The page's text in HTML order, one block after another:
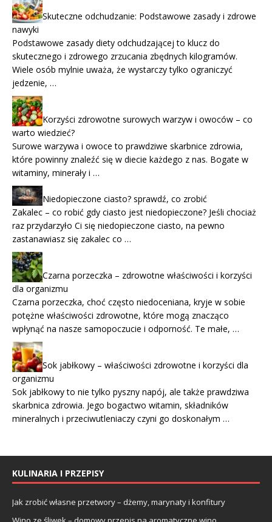
Skuteczne odchudzanie: Podstawowe zasady i zdrowe
nawyki
Podstawowe zasady diety odchudzającej to klucz do
skutecznego i zdrowego zrzucania zbędnych kilogramów.
Wiele osób mylnie uważa, że wystarczy tylko ograniczyć
jedzenie, …
Korzyści zdrowotne surowych warzyw i owoców – co
warto wiedzieć?
Surowe warzywa i owoce to prawdziwe skarbnice zdrowia,
które powinny znaleźć się w diecie każdego z nas. Bogate w
witaminy, minerały i …
Niedopieczone ciasto? sprawdź, co zrobić
Zakalec – co robić gdy ciasto jest niedopieczone? Jeśli chociaż
raz przydarzyło Ci się niedopieczone ciasto, na pewno
zastanawiasz się zakalec co …
Czarna porzeczka – zdrowotne właściwości i korzyści
dla organizmu
Czarna porzeczka, choć często niedoceniana, kryje w sobie
potężne właściwości zdrowotne, które mogą znacząco
wpłynąć na nasze samopoczucie i odporność. Te małe, …
Sok jabłkowy – właściwości zdrowotne i korzyści dla
organizmu
Sok jabłkowy to nie tylko pyszny napój, ale także prawdziwa
skarbnica zdrowia. Jego bogactwo witamin, składników
mineralnych i przeciwutleniaczy czyni go doskonałym …
KULINARIA I PRZEPISY
Jak zrobić własne przetwory – dżemy, marynaty i konfitury